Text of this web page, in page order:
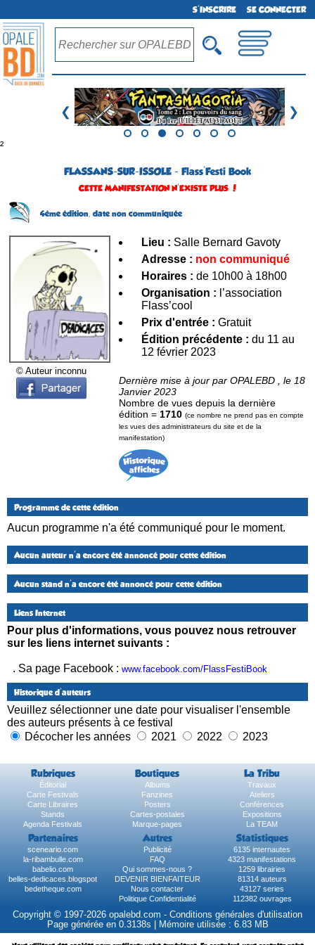
S'INSCRIRE SE CONNECTER
❮ ❯
²
FLASSANS-SUR-ISSOLE - Flass'Festi Book
CETTE MANIFESTATION N'EXISTE PLUS !
4ème édition, date non communiquée
© Auteur inconnu
Lieu : Salle Bernard Gavoty
Adresse : non communiqué
Horaires : de 10h00 à 18h00
Organisation : l’association
Flass’cool
Prix d'entrée : Gratuit
Édition précédente : du 11 au
12 février 2023
Dernière mise à jour par OPALEBD , le 18
Janvier 2023
Nombre de vues depuis la dernière
édition = 1710 (ce nombre ne prend pas en compte
les vues des administrateurs du site et de la
manifestation)
Programme de cette édition
Aucun programme n'a été communiqué pour le moment.
Aucun auteur n'a encore été annoncé pour cette édition
Aucun stand n'a encore été annoncé pour cette édition
Liens Internet
Pour plus d'informations, vous pouvez nous retrouver
sur les liens internet suivants :
. Sa page Facebook : www.facebook.com/FlassFestiBook
Historique d'auteurs
Veuillez sélectionner une date pour visualiser l'ensemble
des auteurs présents à ce festival
Décocher les années
2021 2022 2023
Rubriques Boutiques La Tribu
Éditorial Albums
Travaux
Carte Festivals
Fanzines
Ateliers
Carte Libraires
Posters
Conférences
Stands
Cartes-postales
Expositions
Agenda Festivals
Marque-pages La TEAM
Partenaires Autres Statistiques
sceneario.com Publicité
6135 internautes
la-ribambulle.com
FAQ
4323 manifestations
babelio.com
Qui sommes-nous ?
1259 librairies
belles-dedicaces.blogspot
DEVENIR BIENFAITEUR
81314 auteurs
bedetheque.com
Nous contacter
43127 series
Politique Confidentialité
112382 ouvrages
Copyright © 1997-2026 opalebd.com - Conditions générales d'utilisation
Page générée en 0.3138s | Mémoire utilisée : 6.83 MB